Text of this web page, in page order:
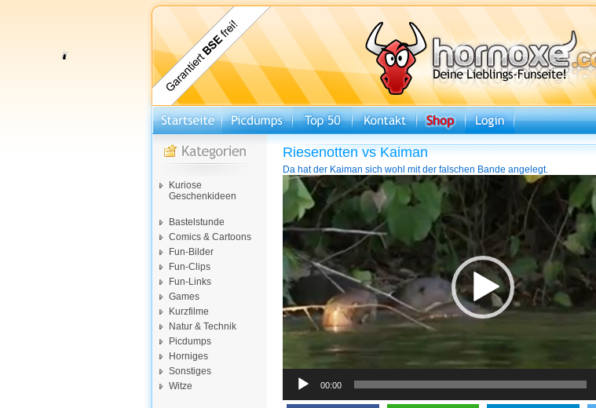
Kuriose
Geschenkideen
Bastelstunde
Comics & Cartoons
Fun-Bilder
Fun-Clips
Fun-Links
Games
Kurzfilme
Natur & Technik
Picdumps
Horniges
Sonstiges
Witze
Riesenotten vs Kaiman
Da hat der Kaiman sich wohl mit der falschen Bande angelegt.
Video-
Player
00:00